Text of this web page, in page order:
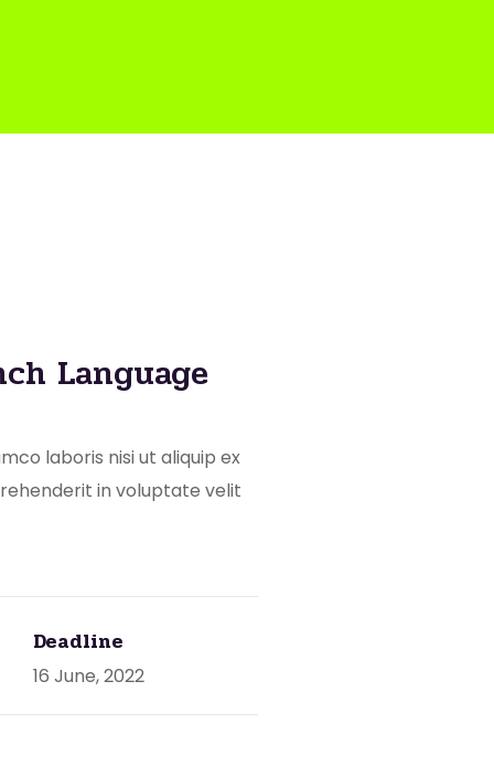
Language
laboris nisi ut aliquip ex
in voluptate velit
Deadline
16 June, 2022